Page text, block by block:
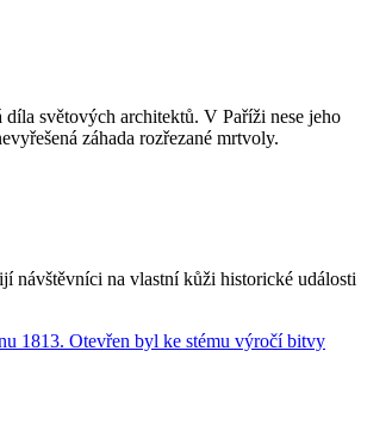
světových architektů. V Paříži nese jeho
záhada rozřezané mrtvoly.
návštěvníci na vlastní kůži historické události